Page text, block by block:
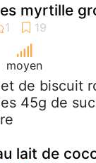
myrtille
moyen
de biscuit
45g de
lait de